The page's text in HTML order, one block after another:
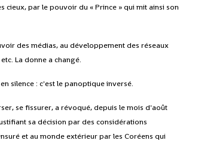
par le pouvoir du « Prince » qui mit ainsi son
des médias, au développement des réseaux
La donne a changé.
silence : c'est le panoptique inversé.
se fissurer, a révoqué, depuis le mois d'août
sa décision par des considérations
et au monde extérieur par les Coréens qui